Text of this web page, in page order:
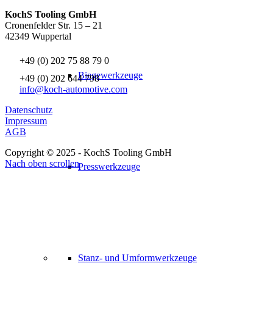
Biegewerkzeuge
Presswerkzeuge
Stanz- und Umformwerkzeuge
KochS Tooling GmbH
Cronenfelder Str. 15 – 21
42349 Wuppertal
+49 (0) 202 75 88 79 0
+49 (0) 202 644 798
info@koch-automotive.com
Datenschutz
Impressum
AGB
Copyright © 2025 - KochS Tooling GmbH
Nach oben scrollen